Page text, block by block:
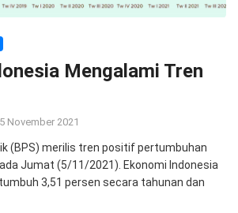
Mengalami Tren
5 November 2021
(BPS) merilis tren positif pertumbuhan
Jumat (5/11/2021). Ekonomi Indonesia
3,51 persen secara tahunan dan